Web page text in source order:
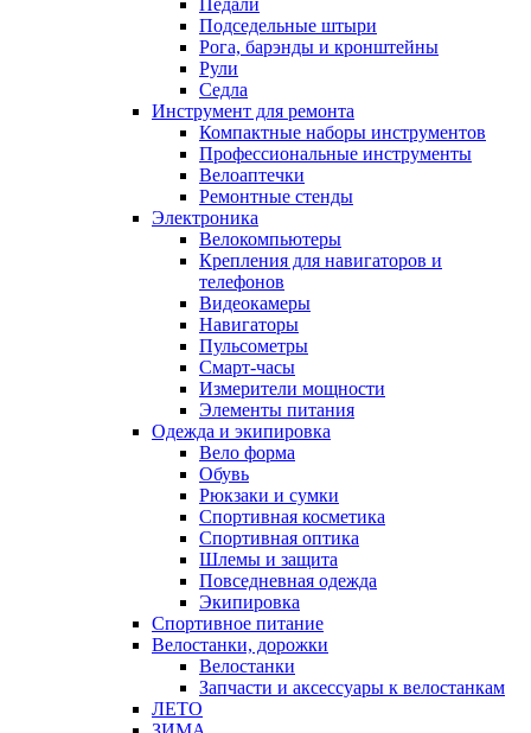
Подседельные штыри
Рога, барэнды и кронштейны
Рули
Седла
Инструмент для ремонта
Компактные наборы инструментов
Профессиональные инструменты
Велоаптечки
Ремонтные стенды
Электроника
Велокомпьютеры
Крепления для навигаторов и
телефонов
Видеокамеры
Навигаторы
Пульсометры
Смарт-часы
Измерители мощности
Элементы питания
Одежда и экипировка
Вело форма
Обувь
Рюкзаки и сумки
Спортивная косметика
Спортивная оптика
Шлемы и защита
Повседневная одежда
Экипировка
Спортивное питание
Велостанки, дорожки
Велостанки
Запчасти и аксессуары к велостанкам
ЛЕТО